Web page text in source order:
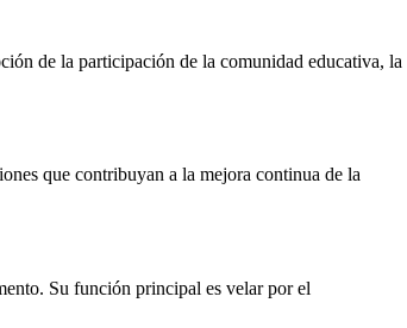
de la participación de la comunidad educativa, la
que contribuyan a la mejora continua de la
Su función principal es velar por el